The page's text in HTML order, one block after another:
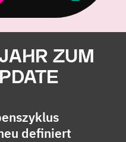
ZUM
definiert